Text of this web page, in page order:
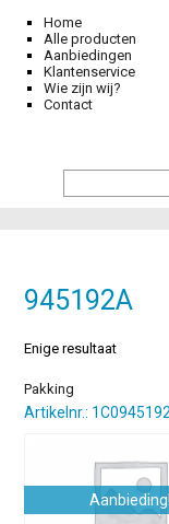
Home
Alle producten
Aanbiedingen
Klantenservice
Wie zijn wij?
Contact
945192A
Enige resultaat
Pakking
Artikelnr.:
Aanbieding!